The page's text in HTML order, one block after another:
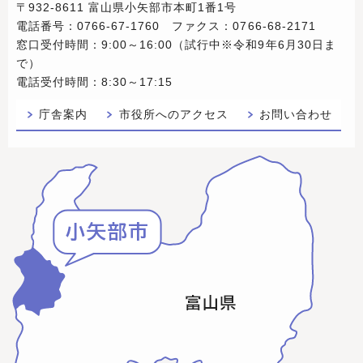
〒932-8611 富山県小矢部市本町1番1号
電話番号：0766-67-1760 ファクス：0766-68-2171
窓口受付時間：9:00～16:00（試行中※令和9年6月30日ま
で）
電話受付時間：8:30～17:15
庁舎案内 市役所へのアクセス お問い合わせ